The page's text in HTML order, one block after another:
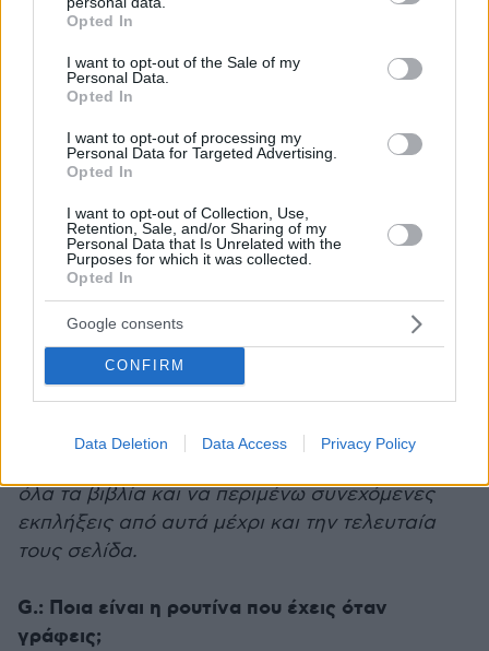
grant or deny consent to Google and its third-party tags to
use your data for below specified purposes in below Google
consent section.
Opted In
I want to opt-out of the Sale of my
Personal Data.
Opted In
I want to opt-out of processing my
Personal Data for Targeted Advertising.
Opted In
I want to opt-out of Collection, Use,
Retention, Sale, and/or Sharing of my
Personal Data that Is Unrelated with the
Purposes for which it was collected.
Opted In
Google consents
CONFIRM
Data Deletion Data Access Privacy Policy
είναι ένα μικρό σε σελίδες βιβλίο με μεγάλα
ανεξαρτήτως ηλικίας, φύλου και εθνικότητας.
Σίγουρα τον «Τρυποκάρυδο» του Τομ Ρόμπινς,
αγάπης και στους κοκκινομάλληδες. Τελευταίο
και καλύτερο το «Οικογένεια Μπες-Βγες» του
θεϊκού μου θείου Γιάννη Ξανθούλη, το οποίο το
διάβασα σε μικρή ηλικία και ήταν η πρώτη
φορά που μου γεννήθηκε το συναίσθημα της
ατόφιας έκπληξης διαβάζοντας ένα βιβλίο.
Περιελάμβανε το πρώτο plot twist που
αντίκρισα κατάματα και επ’ αυτοφώρω στη ζωή
μου. Hταν τελείως διαφορετικό ως συναίσθημα
από οτιδήποτε είχα διαβάσει μέχρι τότε και το
κατάλαβα από το πρώτο λεπτό ανάγνωσης.
όλα τα βιβλία και να περιμένω συνεχόμενες
εκπλήξεις από αυτά μέχρι και την τελευταία
τους σελίδα.
G.: Ποια είναι η ρουτίνα που έχεις όταν
γράφεις;